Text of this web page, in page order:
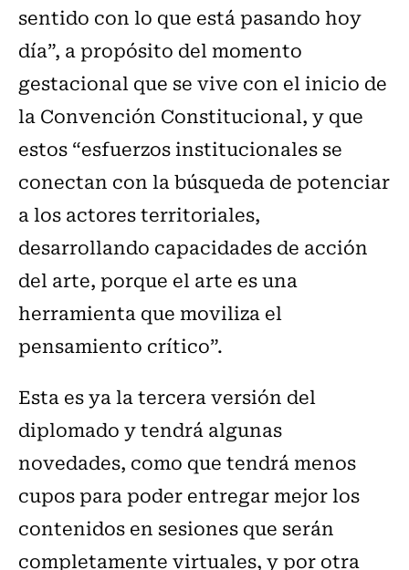
sentido con lo que está pasando hoy
día”, a propósito del momento
gestacional que se vive con el inicio de
la Convención Constitucional, y que
estos “esfuerzos institucionales se
conectan con la búsqueda de potenciar
a los actores territoriales,
desarrollando capacidades de acción
del arte, porque el arte es una
herramienta que moviliza el
pensamiento crítico”.
Esta es ya la tercera versión del
diplomado y tendrá algunas
novedades, como que tendrá menos
cupos para poder entregar mejor los
contenidos en sesiones que serán
completamente virtuales, y por otra